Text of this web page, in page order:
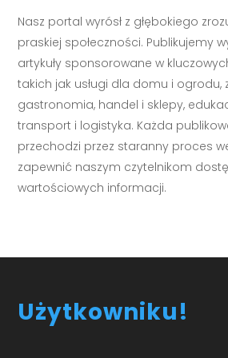
Nasz portal wyrósł z głębokiego
praskiej społeczności. Publikujemy
artykuły sponsorowane w
takich jak usługi dla domu i ogrodu,
gastronomia, handel i sklepy,
transport i logistyka. Każda
przechodzi przez staranny proces
zapewnić naszym czytelnikom
wartościowych informacji.
Użytkowniku!